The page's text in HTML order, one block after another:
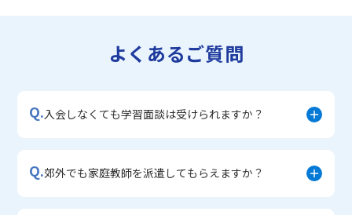
・宿題サポートコース
・学習習慣定着コース
よくあるご質問
Q.入会しなくても学習面談は受けられますか？
Q.郊外でも家庭教師を派遣してもらえますか？